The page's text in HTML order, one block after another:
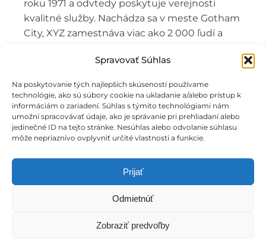
Spravovať Súhlas
Na poskytovanie tých najlepších skúseností používame
technológie, ako sú súbory cookie na ukladanie a/alebo prístup k
informáciám o zariadení. Súhlas s týmito technológiami nám
umožní spracovávať údaje, ako je správanie pri prehliadaní alebo
jedinečné ID na tejto stránke. Nesúhlas alebo odvolanie súhlasu
môže nepriaznivo ovplyvniť určité vlastnosti a funkcie.
Prijať
Odmietnúť
Zobraziť predvoľby
roku 1971 a odvtedy poskytuje verejnosti
kvalitné služby. Nachádza sa v meste Gotham
City, XYZ zamestnáva viac ako 2 000 ľudí a
komunitu Gotham.
Ako nový používateľ WordPress môžete prejsť na
nástenku, zmazať túto stránku a vytvoriť nové stránky
pre váš obsah. Bavte sa!